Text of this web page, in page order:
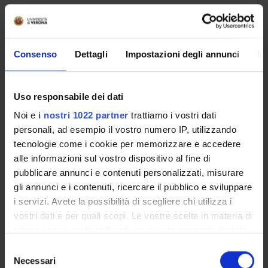
Consenso Dettagli Impostazioni degli annunci
Uso responsabile dei dati
Noi e i nostri 1022 partner trattiamo i vostri dati
personali, ad esempio il vostro numero IP, utilizzando
tecnologie come i cookie per memorizzare e accedere
alle informazioni sul vostro dispositivo al fine di
pubblicare annunci e contenuti personalizzati, misurare
gli annunci e i contenuti, ricercare il pubblico e sviluppare
i servizi. Avete la possibilità di scegliere chi utilizza i
vostri dati e per quali scopi. Le vostre scelte in materia di
modificare o revocare il proprio consenso in qualsiasi
delNecessari
emailrosanna gorris univr it
phone+39 045802 8324
Hartle Sharon
email sharon hartle univr it
phone+39 045802 8259